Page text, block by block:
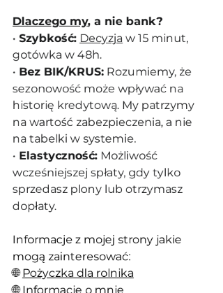
Dlaczego my, a nie bank?
• Szybkość: Decyzja w 15 minut,
gotówka w 48h.
• Bez BIK/KRUS: Rozumiemy, że
sezonowość może wpływać na
historię kredytową. My patrzymy
na wartość zabezpieczenia, a nie
na tabelki w systemie.
• Elastyczność: Możliwość
wcześniejszej spłaty, gdy tylko
sprzedasz plony lub otrzymasz
dopłaty.
Informacje z mojej strony jakie
mogą zainteresować:
🌐 Pożyczka dla rolnika
🌐 Informacje o mnie